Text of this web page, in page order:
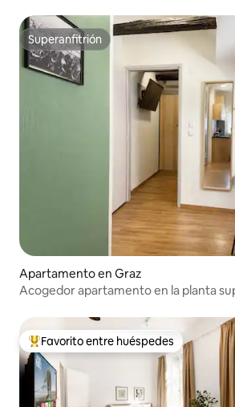
Superanfitrión
Superanfitrión
Apartamento en Graz
Acogedor apartamento en la planta
Favorito entre huéspedes preferido
Favorito entre huéspedes